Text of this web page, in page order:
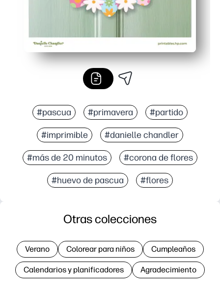
#pascua #primavera #partido
#imprimible #danielle chandler
#más de 20 minutos #corona de flores
#huevo de pascua #flores
Otras colecciones
Verano Colorear para niños Cumpleaños
Calendarios y planificadores Agradecimiento